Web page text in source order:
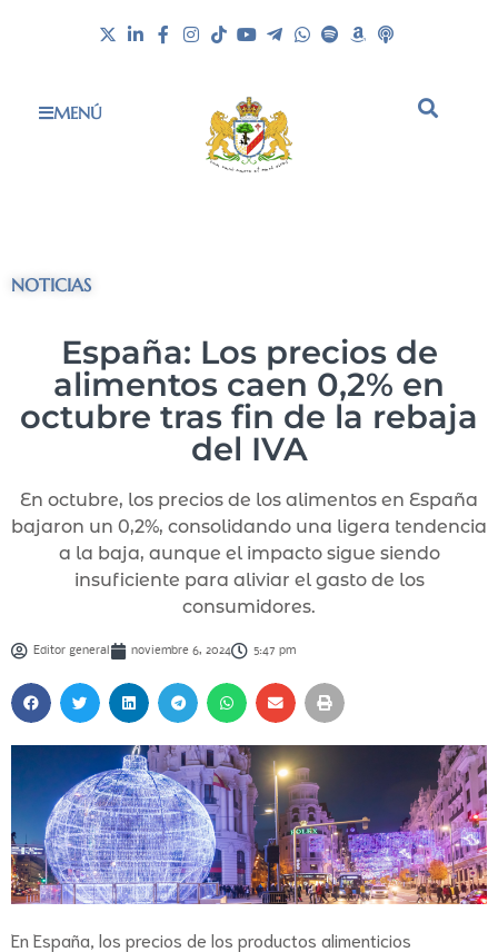
MENÚ
NOTICIAS
España: Los precios de
alimentos caen 0,2% en
octubre tras fin de la rebaja
del IVA
En octubre, los precios de los alimentos en España
bajaron un 0,2%, consolidando una ligera tendencia
a la baja, aunque el impacto sigue siendo
insuficiente para aliviar el gasto de los
consumidores.
Editor general noviembre 6, 2024 5:47 pm
En España, los precios de los productos alimenticios